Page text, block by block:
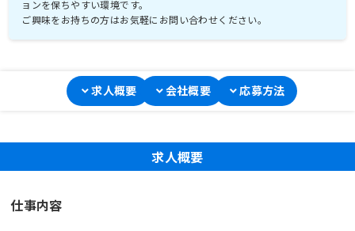
ョンを保ちやすい環境です。
ご興味をお持ちの方はお気軽にお問い合わせください。
求人概要 会社概要 応募方法
求人概要
仕事内容